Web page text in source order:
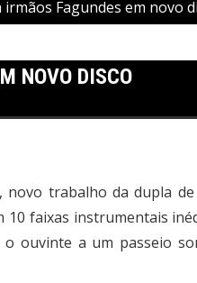
irmãos Fagundes em novo
NOVO DISCO
novo trabalho da dupla de
faixas instrumentais
ouvinte a um passeio